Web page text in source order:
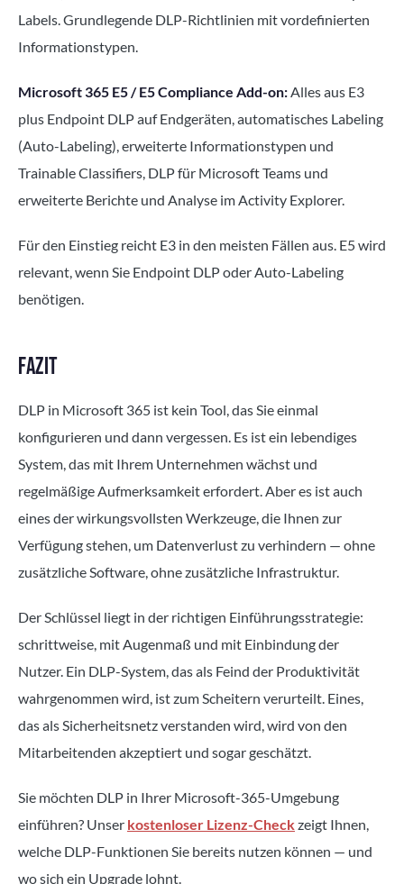
Labels. Grundlegende DLP-Richtlinien mit vordefinierten
Informationstypen.
Microsoft 365 E5 / E5 Compliance Add-on:Alles aus E3
plus Endpoint DLP auf Endgeräten, automatisches Labeling
(Auto-Labeling), erweiterte Informationstypen und
Trainable Classifiers, DLP für Microsoft Teams und
erweiterte Berichte und Analyse im Activity Explorer.
Für den Einstieg reicht E3 in den meisten Fällen aus. E5 wird
relevant, wenn Sie Endpoint DLP oder Auto-Labeling
benötigen.
FAZIT
DLP in Microsoft 365 ist kein Tool, das Sie einmal
konfigurieren und dann vergessen. Es ist ein lebendiges
System, das mit Ihrem Unternehmen wächst und
regelmäßige Aufmerksamkeit erfordert. Aber es ist auch
eines der wirkungsvollsten Werkzeuge, die Ihnen zur
Verfügung stehen, um Datenverlust zu verhindern — ohne
zusätzliche Software, ohne zusätzliche Infrastruktur.
Der Schlüssel liegt in der richtigen Einführungsstrategie:
schrittweise, mit Augenmaß und mit Einbindung der
Nutzer. Ein DLP-System, das als Feind der Produktivität
wahrgenommen wird, ist zum Scheitern verurteilt. Eines,
das als Sicherheitsnetz verstanden wird, wird von den
Mitarbeitenden akzeptiert und sogar geschätzt.
Sie möchten DLP in Ihrer Microsoft-365-Umgebung
einführen? Unser kostenloser Lizenz-Checkzeigt Ihnen,
welche DLP-Funktionen Sie bereits nutzen können — und
wo sich ein Upgrade lohnt.